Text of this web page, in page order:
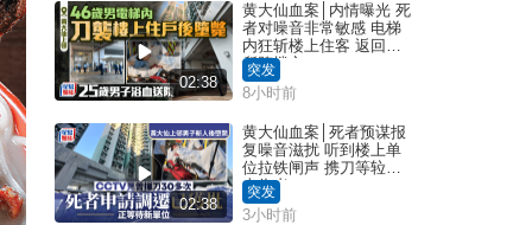
02:38
黄大仙血案│内情曝光 死
者对噪音非常敏感 电梯
内狂斩楼上住客 返回住
所堕楼亡
突发
8小时前
02:38
黄大仙血案│死者预谋报
复噪音滋扰 听到楼上单
位拉铁闸声 携刀等䢂伏
击伤者
突发
3小时前